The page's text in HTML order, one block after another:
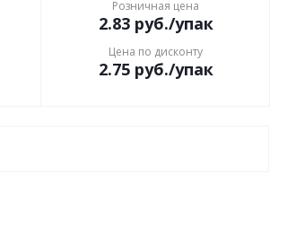
Розничная цена
2.83руб./упак
Цена по дисконту
2.75руб./упак